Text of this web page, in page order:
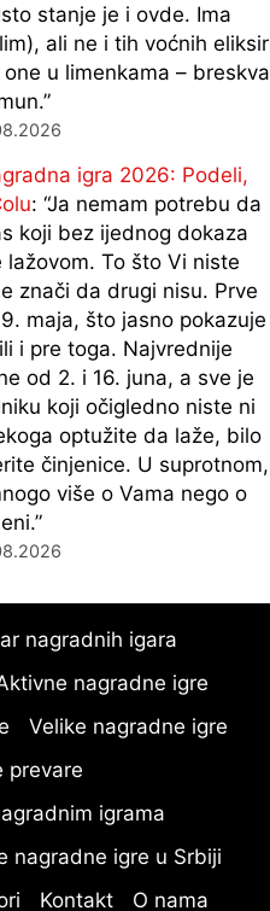
stanje je i ovde. Ima
ali ne i tih voćnih eliksir
u limenkama – breskva
”
igra 2026: Podeli,
: “Ja nemam potrebu da
koji bez ijednog dokaza
To što Vi niste
znači da drugi nisu. Prve
maja, što jasno pokazuje
i pre toga. Najvrednije
od 2. i 16. juna, a sve je
koji očigledno niste ni
optužite da laže, bilo
činjenice. U suprotnom,
više o Vama nego o
”
nagradnih igara
nagradne igre
Velike nagradne igre
prevare
igrama
nagradne igre u Srbiji
Kontakt O nama